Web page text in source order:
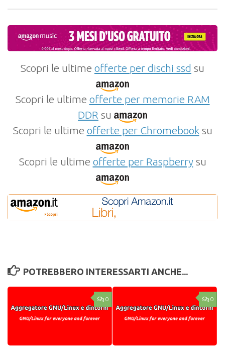
Scopri le ultime offerte per dischi ssd su
Scopri le ultime offerte per memorie RAM
DDR su
Scopri le ultime offerte per Chromebooksu
Scopri le ultime offerte per Raspberrysu
POTREBBERO INTERESSARTI ANCHE...
0 0